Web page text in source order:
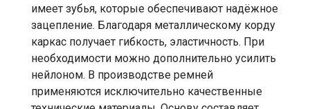
имеет зубья, которые обеспечивают надёжное
зацепление. Благодаря металлическому корду
каркас получает гибкость, эластичность. При
необходимости можно дополнительно усилить
нейлоном. В производстве ремней
применяются исключительно качественные